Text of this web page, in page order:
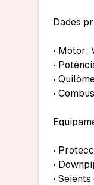
Dades
• Motor:
•
•
•
•
•
•